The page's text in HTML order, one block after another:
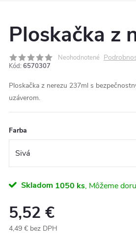
Ploskačka z
Neohodnotené
Kód: 6570307
Ploskačka z nerezu 237ml s
uzáverom.
Farba
Skladom 1050 ks
5,52 €
4,49 € bez DPH